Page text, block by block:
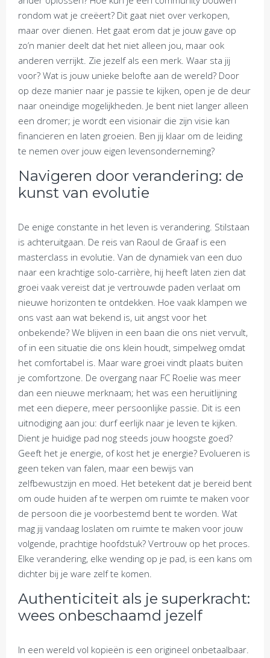
rondom wat je creëert? Dit gaat niet over verkopen,
maar over dienen. Het gaat erom dat je jouw gave op
zo’n manier deelt dat het niet alleen jou, maar ook
anderen verrijkt. Zie jezelf als een merk. Waar sta jij
voor? Wat is jouw unieke belofte aan de wereld? Door
op deze manier naar je passie te kijken, open je de deur
naar oneindige mogelijkheden. Je bent niet langer alleen
een dromer; je wordt een visionair die zijn visie kan
financieren en laten groeien. Ben jij klaar om de leiding
te nemen over jouw eigen levensonderneming?
Navigeren door verandering: de
kunst van evolutie
De enige constante in het leven is verandering. Stilstaan
is achteruitgaan. De reis van Raoul de Graaf is een
masterclass in evolutie. Van de dynamiek van een duo
naar een krachtige solo-carrière, hij heeft laten zien dat
groei vaak vereist dat je vertrouwde paden verlaat om
nieuwe horizonten te ontdekken. Hoe vaak klampen we
ons vast aan wat bekend is, uit angst voor het
onbekende? We blijven in een baan die ons niet vervult,
of in een situatie die ons klein houdt, simpelweg omdat
het comfortabel is. Maar ware groei vindt plaats buiten
je comfortzone. De overgang naar FC Roelie was meer
dan een nieuwe merknaam; het was een heruitlijning
met een diepere, meer persoonlijke passie. Dit is een
uitnodiging aan jou: durf eerlijk naar je leven te kijken.
Dient je huidige pad nog steeds jouw hoogste goed?
Geeft het je energie, of kost het je energie? Evolueren is
geen teken van falen, maar een bewijs van
zelfbewustzijn en moed. Het betekent dat je bereid bent
om oude huiden af te werpen om ruimte te maken voor
de persoon die je voorbestemd bent te worden. Wat
mag jij vandaag loslaten om ruimte te maken voor jouw
volgende, prachtige hoofdstuk? Vertrouw op het proces.
Elke verandering, elke wending op je pad, is een kans om
dichter bij je ware zelf te komen.
Authenticiteit als je superkracht:
wees onbeschaamd jezelf
In een wereld vol kopieën is een origineel onbetaalbaar.